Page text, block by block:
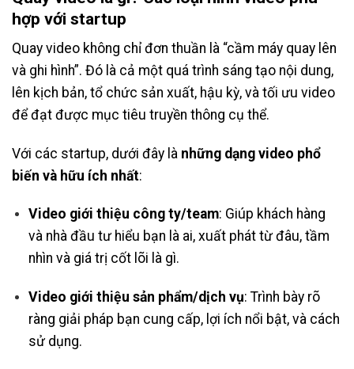
hợp với startup
Quay video không chỉ đơn thuần là “cầm máy quay lên
và ghi hình”. Đó là cả một quá trình sáng tạo nội dung,
lên kịch bản, tổ chức sản xuất, hậu kỳ, và tối ưu video
để đạt được mục tiêu truyền thông cụ thể.
Với các startup, dưới đây là những dạng video phổ
biến và hữu ích nhất:
Video giới thiệu công ty/team: Giúp khách hàng
và nhà đầu tư hiểu bạn là ai, xuất phát từ đâu, tầm
nhìn và giá trị cốt lõi là gì.
Video giới thiệu sản phẩm/dịch vụ: Trình bày rõ
ràng giải pháp bạn cung cấp, lợi ích nổi bật, và cách
sử dụng.